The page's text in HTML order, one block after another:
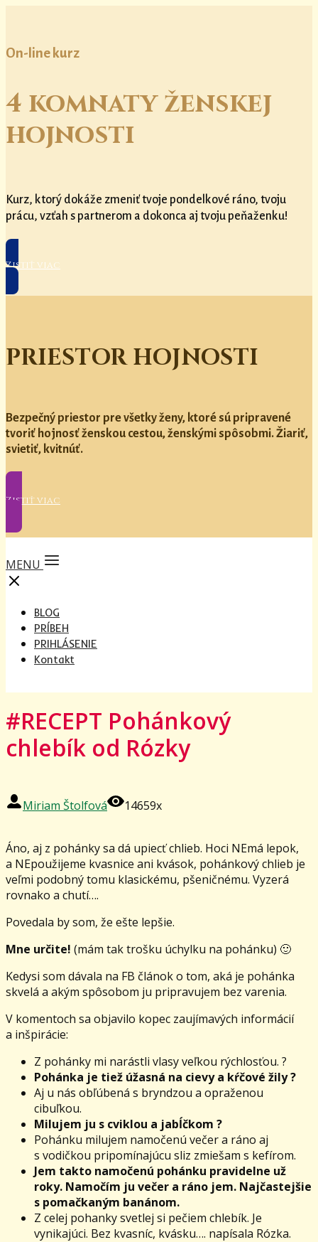
On-line kurz
4 komnaty ženskej
hojnosti
Kurz, ktorý dokáže zmeniť tvoje pondelkové ráno, tvoju
prácu, vzťah s partnerom a dokonca aj tvoju peňaženku!
Zistiť viac
PRIESTOR HOJNOSTI
Bezpečný priestor pre všetky ženy, ktoré sú pripravené
tvoriť hojnosť ženskou cestou, ženskými spôsobmi. Žiariť,
svietiť, kvitnúť.
Zistiť viac
MENU
BLOG
PRÍBEH
PRIHLÁSENIE
Kontakt
#RECEPT Pohánkový
chlebík od Rózky
Miriam Štolfová 14659x
Áno, aj z pohánky sa dá upiecť chlieb. Hoci NEmá lepok,
a NEpoužijeme kvasnice ani kvások, pohánkový chlieb je
veľmi podobný tomu klasickému, pšeničnému. Vyzerá
rovnako a chutí….
Povedala by som, že ešte lepšie.
Mne určite! (mám tak trošku úchylku na pohánku) 🙂
Kedysi som dávala na FB článok o tom, aká je pohánka
skvelá a akým spôsobom ju pripravujem bez varenia.
V komentoch sa objavilo kopec zaujímavých informácií
a inšpirácie:
Z pohánky mi narástli vlasy veľkou rýchlosťou. ?
Pohánka je tiež úžasná na cievy a kŕčové žily?
Aj u nás obľúbená s bryndzou a opraženou
cibuľkou.
Milujem ju s cviklou a jabĺčkom ?
Pohánku milujem namočenú večer a ráno aj
s vodičkou pripomínajúcu sliz zmiešam s kefírom.
Jem takto namočenú pohánku pravidelne už
roky. Namočím ju večer a ráno jem. Najčastejšie
s pomačkaným banánom.
Z celej pohanky svetlej si pečiem chlebík. Je
vynikajúci. Bez kvasníc, kvásku…. napísala Rózka.